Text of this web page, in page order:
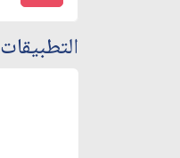
التطبيقات